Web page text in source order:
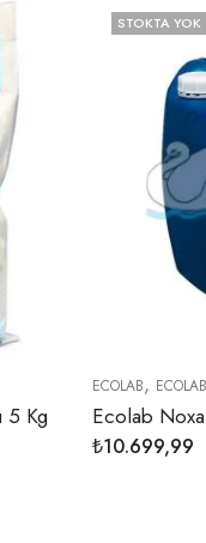
STOKTA YOK
ECOLAB,ECOLAB
10.699,99